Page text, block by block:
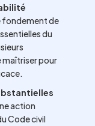
fondement de
du
maîtriser pour
action
Code civil